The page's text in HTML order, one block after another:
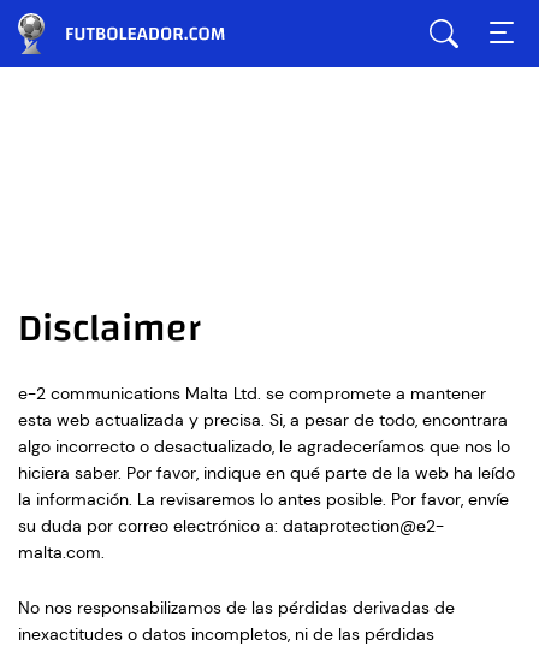
Disclaimer
e-2 communications Malta Ltd. se compromete a mantener
esta web actualizada y precisa. Si, a pesar de todo, encontrara
algo incorrecto o desactualizado, le agradeceríamos que nos lo
hiciera saber. Por favor, indique en qué parte de la web ha leído
la información. La revisaremos lo antes posible. Por favor, envíe
su duda por correo electrónico a: dataprotection@e2-
malta.com.
No nos responsabilizamos de las pérdidas derivadas de
inexactitudes o datos incompletos, ni de las pérdidas